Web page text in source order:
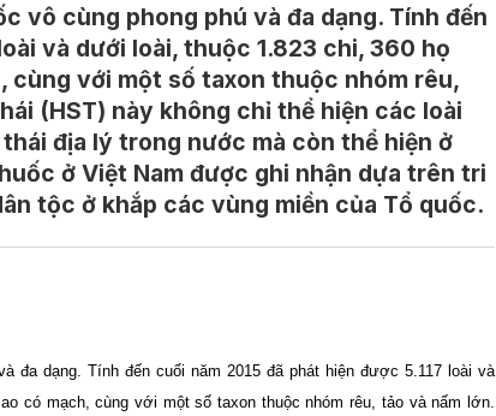
vô cùng phong phú và đa dạng. Tính đến
và dưới loài, thuộc 1.823 chi, 360 họ
với một số taxon thuộc nhóm rêu,
(HST) này không chỉ thể hiện các loài
địa lý trong nước mà còn thể hiện ở
ở Việt Nam được ghi nhận dựa trên tri
tộc ở khắp các vùng miền của Tổ quốc.
đa dạng. Tính đến cuối năm 2015 đã phát hiện được 5.117 loài và
có mạch, cùng với một số taxon thuộc nhóm rêu, tảo và nấm lớn.